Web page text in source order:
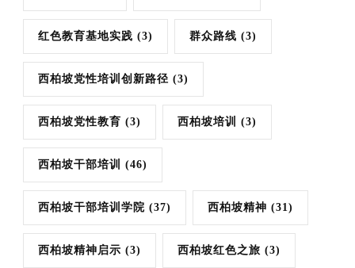
红色教育基地实践 (3) 群众路线 (3)
西柏坡党性培训创新路径 (3)
西柏坡党性教育 (3) 西柏坡培训 (3)
西柏坡干部培训 (46)
西柏坡干部培训学院 (37) 西柏坡精神 (31)
西柏坡精神启示 (3) 西柏坡红色之旅 (3)